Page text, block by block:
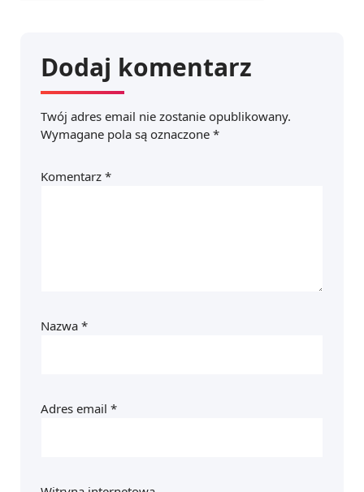
Dodaj komentarz
Twój adres email nie zostanie opublikowany.
Wymagane pola są oznaczone *
Komentarz *
Nazwa *
Adres email *